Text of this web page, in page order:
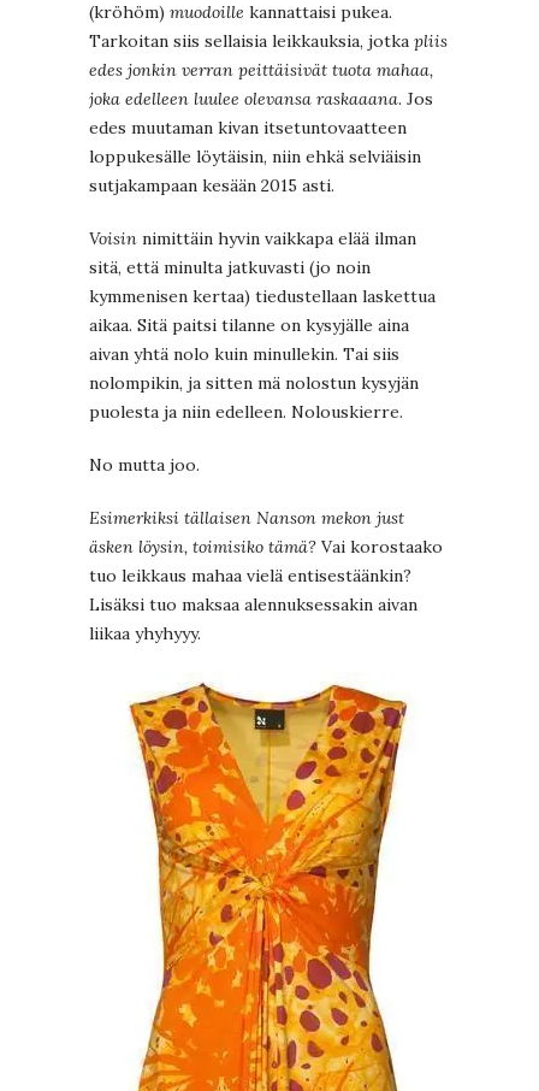
(kröhöm) muodoille kannattaisi pukea.
Tarkoitan siis sellaisia leikkauksia, jotka pliis
edes jonkin verran peittäisivät tuota mahaa,
joka edelleen luulee olevansa raskaaana. Jos
edes muutaman kivan itsetuntovaatteen
loppukesälle löytäisin, niin ehkä selviäisin
sutjakampaan kesään 2015 asti.
Voisin nimittäin hyvin vaikkapa elää ilman
sitä, että minulta jatkuvasti (jo noin
kymmenisen kertaa) tiedustellaan laskettua
aikaa. Sitä paitsi tilanne on kysyjälle aina
aivan yhtä nolo kuin minullekin. Tai siis
nolompikin, ja sitten mä nolostun kysyjän
puolesta ja niin edelleen. Nolouskierre.
No mutta joo.
Esimerkiksi tällaisen Nanson mekon just
äsken löysin, toimisiko tämä? Vai korostaako
tuo leikkaus mahaa vielä entisestäänkin?
Lisäksi tuo maksaa alennuksessakin aivan
liikaa yhyhyyy.